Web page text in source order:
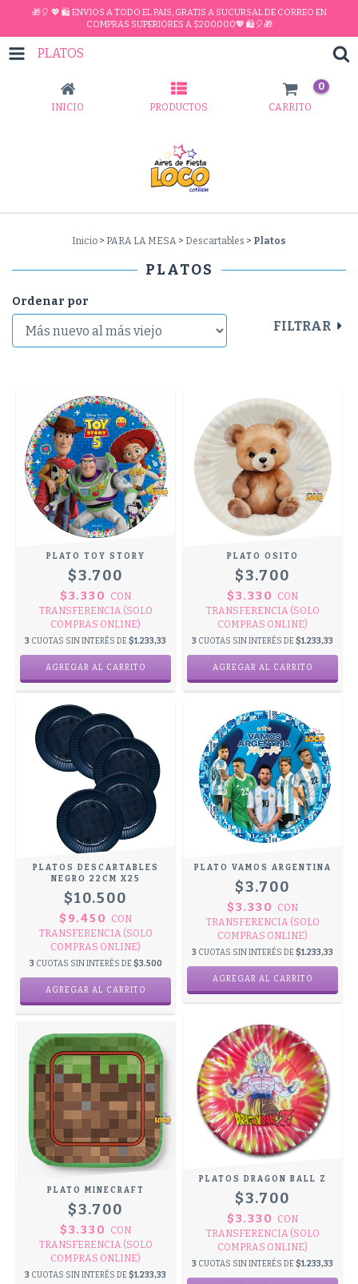
🎁🎈 💖 🛍 ENVIOS A TODO EL PAIS, GRATIS A SUCURSAL DE CORREO EN
COMPRAS SUPERIORES A $200.000💖 🛍🎈🎁
PLATOS
INICIO PRODUCTOS CARRITO
0
Inicio > PARA LA MESA > Descartables > Platos
PLATOS
Ordenar por
FILTRAR
PLATO TOY STORY
$3.700
$3.330
CON
TRANSFERENCIA (SOLO
COMPRAS ONLINE)
3 CUOTAS SIN INTERÉS DE $1.233,33
PLATO OSITO
$3.700
$3.330
CON
TRANSFERENCIA (SOLO
COMPRAS ONLINE)
3 CUOTAS SIN INTERÉS DE $1.233,33
PLATOS DESCARTABLES
NEGRO 22CM X25
$10.500
$9.450
CON
TRANSFERENCIA (SOLO
COMPRAS ONLINE)
3 CUOTAS SIN INTERÉS DE $3.500
PLATO VAMOS ARGENTINA
$3.700
$3.330
CON
TRANSFERENCIA (SOLO
COMPRAS ONLINE)
3 CUOTAS SIN INTERÉS DE $1.233,33
PLATO MINECRAFT
$3.700
$3.330
CON
TRANSFERENCIA (SOLO
COMPRAS ONLINE)
3 CUOTAS SIN INTERÉS DE $1.233,33
PLATOS DRAGON BALL Z
$3.700
$3.330
CON
TRANSFERENCIA (SOLO
COMPRAS ONLINE)
3 CUOTAS SIN INTERÉS DE $1.233,33